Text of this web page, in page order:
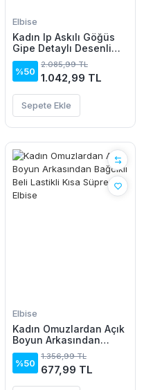
Elbise
Kadın Ip Askılı Göğüs
Gipe Detaylı Desenli
Uzun Süprem Elbise
%50
2.085,99 TL
1.042,99 TL
Sepete Ekle
Elbise
Kadın Omuzlardan Açık
Boyun Arkasından
Bağcıklı Beli Lastikli
Kısa Süprem Elbise
%50
1.356,99 TL
677,99 TL